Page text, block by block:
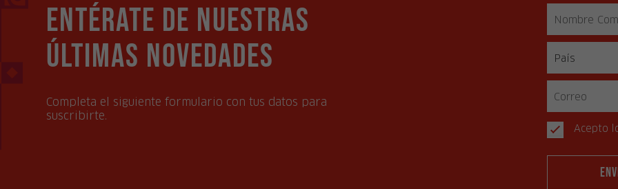
Entérate de nuestras
últimas novedades
Completa el siguiente formulario con tus datos para
suscribirte.
Acepto